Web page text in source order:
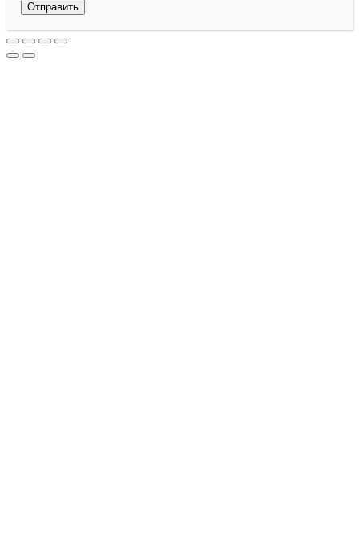
Отправить